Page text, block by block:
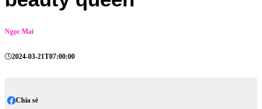
Ngọc Mai
2024-03-21T07:00:00
Chia sẻ